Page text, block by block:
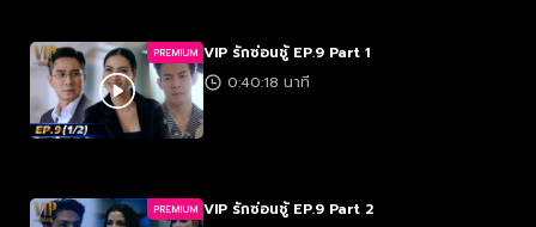
PREMIUM VIP รักซ่อนชู้ EP.9 Part 1
0:40:18 นาที
PREMIUM VIP รักซ่อนชู้ EP.9 Part 2